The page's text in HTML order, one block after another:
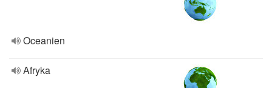
Oceanien
Afryka